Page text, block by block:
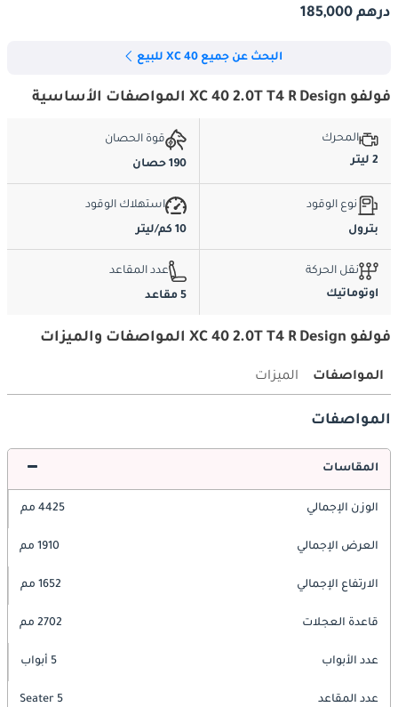
درهم 185,000
البحث عن جميع XC 40 للبيع
فولفو XC 40 2.0T T4 R Design المواصفات الأساسية
المحرك
2 ليتر
قوة الحصان
190 حصان
نوع الوقود
بترول
استهلاك الوقود
10 كم/ليتر
نقل الحركة
اوتوماتيك
عدد المقاعد
5 مقاعد
فولفو XC 40 2.0T T4 R Design المواصفات والميزات
المواصفات الميزات
المواصفات
المقاسات
الوزن الإجمالي 4425 مم
العرض الإجمالي 1910 مم
الارتفاع الإجمالي 1652 مم
قاعدة العجلات 2702 مم
عدد الأبواب 5 أبواب
عدد المقاعد 5 Seater